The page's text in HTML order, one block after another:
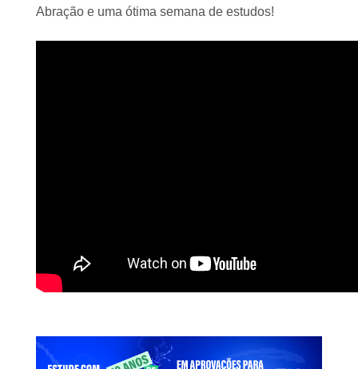
Abração e uma ótima semana de estudos!